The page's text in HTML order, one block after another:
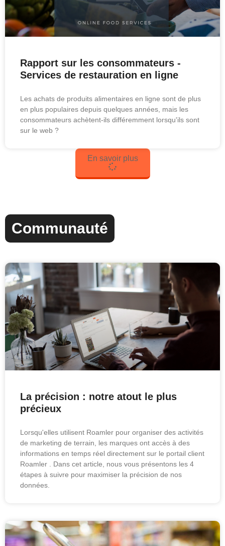
Rapport sur les consommateurs -
Services de restauration en ligne
Les achats de produits alimentaires en ligne sont de plus
en plus populaires depuis quelques années, mais les
consommateurs achètent-ils différemment lorsqu'ils sont
sur le web ?
En savoir plus
Communauté
La précision : notre atout le plus
précieux
Lorsqu'elles utilisent Roamler pour organiser des activités
de marketing de terrain, les marques ont accès à des
informations en temps réel directement sur le portail client
Roamler . Dans cet article, nous vous présentons les 4
étapes à suivre pour maximiser la précision de nos
données.